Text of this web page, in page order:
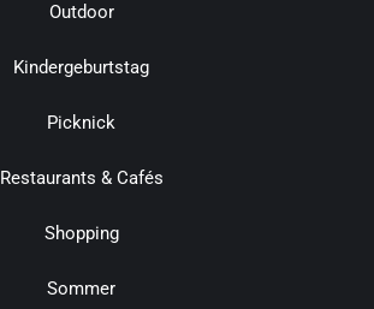
Outdoor
Kindergeburtstag
Picknick
Restaurants & Cafés
Shopping
Sommer